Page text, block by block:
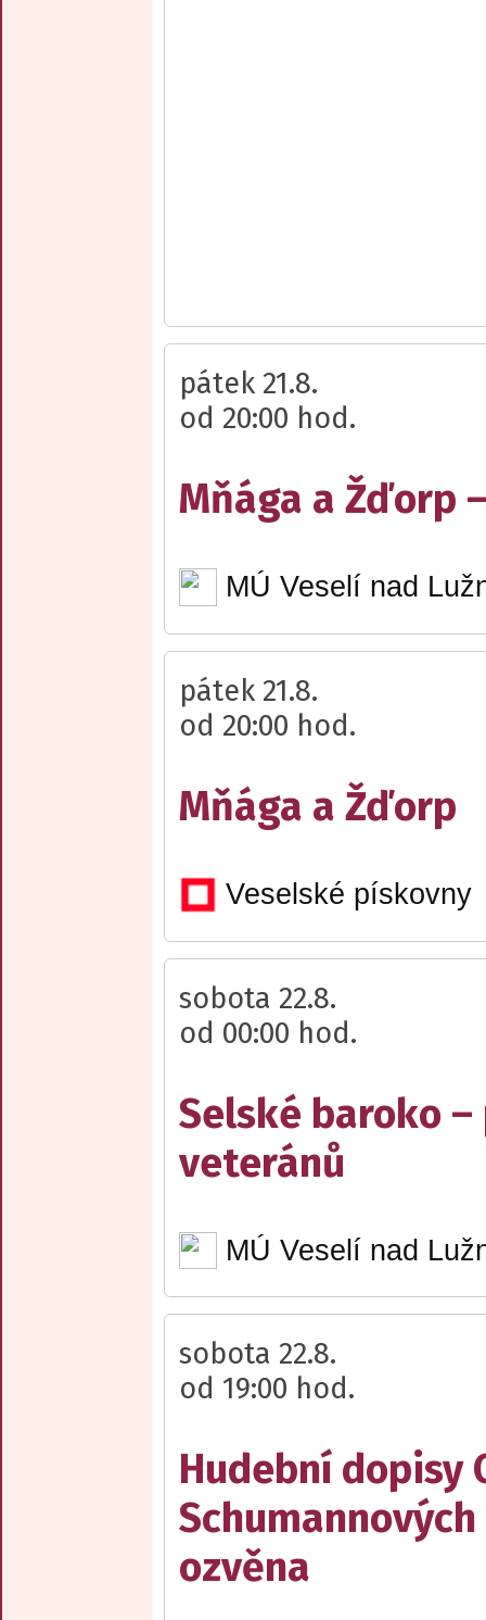
pátek 21.8.
od 20:00 hod.
Mňága a Žďorp
MÚ Veselí nad
pátek 21.8.
od 20:00 hod.
Mňága a Žďorp
Veselské pískovny
sobota 22.8.
od 00:00 hod.
Selské baroko
veteránů
MÚ Veselí nad
sobota 22.8.
od 19:00 hod.
Hudební dopisy
ozvěna